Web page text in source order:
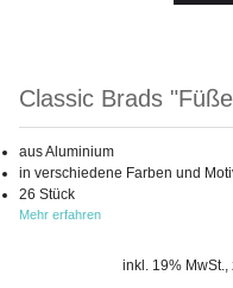
Classic Brads
aus Aluminium
in verschiedene Farben und
26 Stück
Mehr erfahren
inkl. 19% MwSt.,